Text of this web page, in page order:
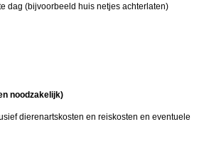
dag (bijvoorbeeld huis netjes achterlaten)
noodzakelijk)
dierenartskosten en reiskosten en eventuele